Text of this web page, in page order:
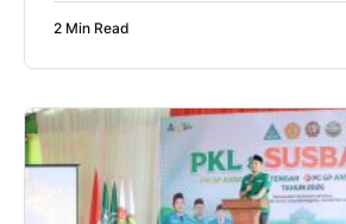
masing-masing. Bahkan, ia
mendatang. Harapan itu
2 Min Read